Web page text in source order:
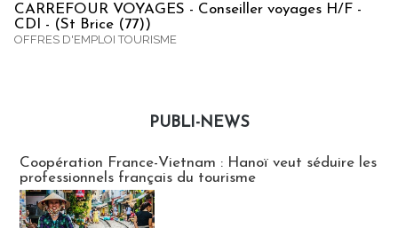
CARREFOUR VOYAGES - Conseiller voyages H/F -
CDI - (St Brice (77))
OFFRES D'EMPLOI TOURISME
PUBLI-NEWS
Coopération France-Vietnam : Hanoï veut séduire les
professionnels français du tourisme